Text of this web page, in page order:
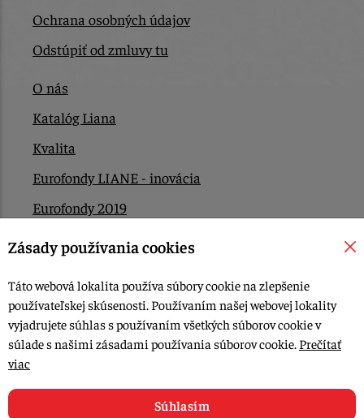
Ochrana osobných údajov
Odstúpiť od zmluvy tu
O nás
Katalóg Liana
Kvalita
Eurofondy LIANE - inovácia
Eurofondy 2019
Eurofondy 2022/2023
Kontakt
© 2015-2026, LIANA GOLIAŠ s.r.o. všetky práva vyhradené.
Upraviť nastavenia Cookies
Zásady používania cookies
Táto webová lokalita používa súbory cookie na zlepšenie
používateľskej skúsenosti. Používaním našej webovej lokality
vyjadrujete súhlas s používaním všetkých súborov cookie v
súlade s našimi zásadami používania súborov cookie. Prečítať
viac
Súhlasím